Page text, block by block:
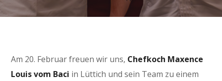
Am 20. Februar freuen wir uns, Chefkoch Maxence
Louis vom Baci in Lüttich und sein Team zu einem